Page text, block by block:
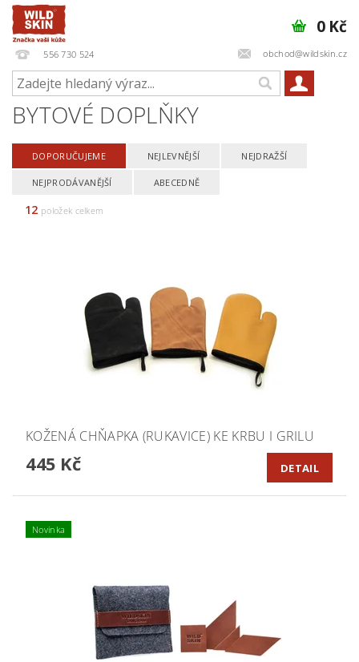
556 730 524 obchod@wildskin.cz
0 Kč
BYTOVÉ DOPLŇKY
DOPORUČUJEME NEJLEVNĚJŠÍ NEJDRAŽŠÍ
NEJPRODÁVANĚJŠÍ ABECEDNĚ
12 položek celkem
KOŽENÁ CHŇAPKA (RUKAVICE) KE KRBU I GRILU
445 Kč DETAIL
Novinka